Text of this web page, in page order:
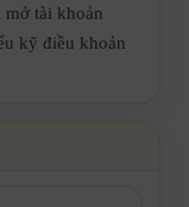
mở tài khoản
kỹ điều khoản